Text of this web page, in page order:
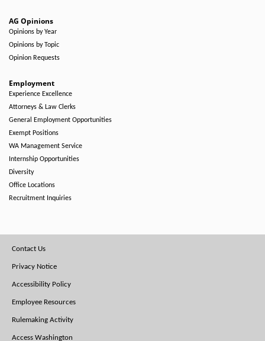
AG Opinions
Opinions by Year
Opinions by Topic
Opinion Requests
Employment
Experience Excellence
Attorneys & Law Clerks
General Employment Opportunities
Exempt Positions
WA Management Service
Internship Opportunities
Diversity
Office Locations
Recruitment Inquiries
Footer
Menu
Contact Us
Privacy Notice
Accessibility Policy
Employee Resources
Rulemaking Activity
Access Washington